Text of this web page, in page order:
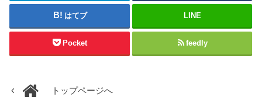
はてブ LINE
Pocket feedly
トップページへ